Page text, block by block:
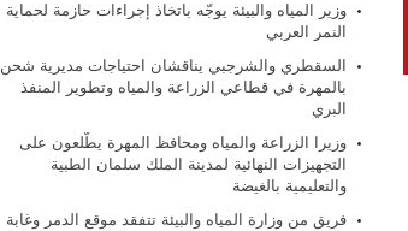
وزير المياه والبيئة يوجّه باتخاذ إجراءات حازمة لحماية
النمر العربي
السقطري والشرجبي يناقشان احتياجات مديرية شحن
بالمهرة في قطاعي الزراعة والمياه وتطوير المنفذ
البري
وزيرا الزراعة والمياه ومحافظ المهرة يطّلعون على
التجهيزات النهائية لمدينة الملك سلمان الطبية
والتعليمية بالغيضة
فريق من وزارة المياه والبيئة تتفقد موقع الدمر وغابة